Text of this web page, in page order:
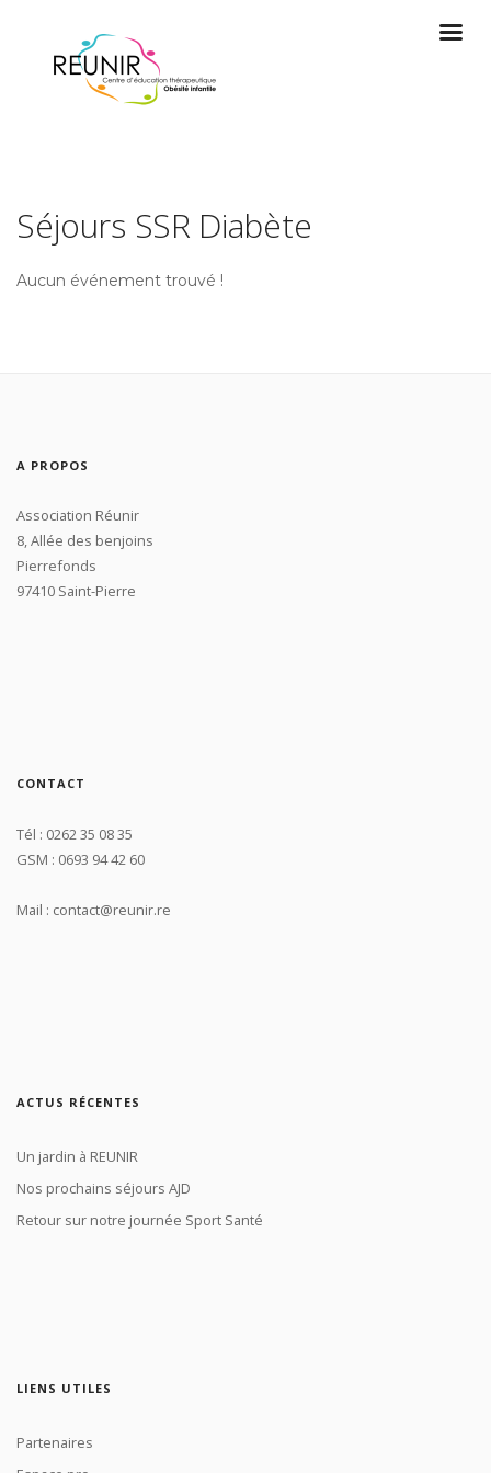
Séjours SSR Diabète
Aucun événement trouvé !
A PROPOS
Association Réunir
8, Allée des benjoins
Pierrefonds
97410 Saint-Pierre
CONTACT
Tél : 0262 35 08 35
GSM : 0693 94 42 60
Mail : contact@reunir.re
ACTUS RÉCENTES
Un jardin à REUNIR
Nos prochains séjours AJD
Retour sur notre journée Sport Santé
LIENS UTILES
Partenaires